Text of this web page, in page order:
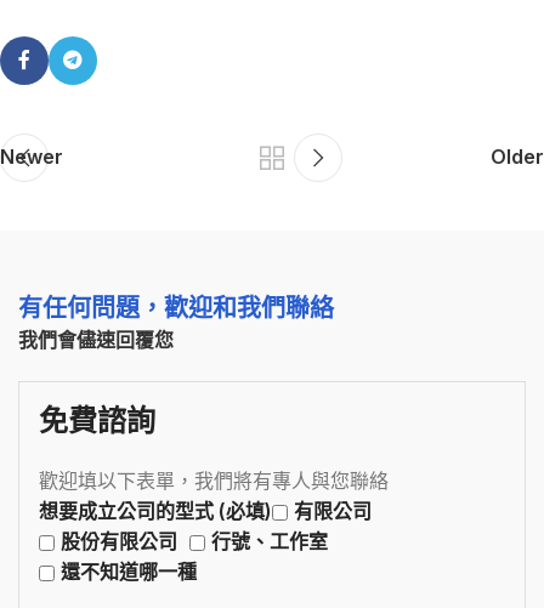
Newer Older
有任何問題，歡迎和我們聯絡
我們會儘速回覆您
免費諮詢
歡迎填以下表單，我們將有專人與您聯絡
想要成立公司的型式 (必填)
有限公司
股份有限公司
行號、工作室
還不知道哪一種